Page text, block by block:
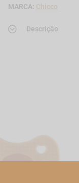
MARCA: Chicco
Descrição